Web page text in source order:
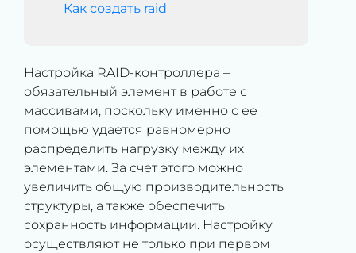
Как создать raid
Настройка RAID-контроллера –
обязательный элемент в работе с
массивами, поскольку именно с ее
помощью удается равномерно
распределить нагрузку между их
элементами. За счет этого можно
увеличить общую производительность
структуры, а также обеспечить
сохранность информации. Настройку
осуществляют не только при первом